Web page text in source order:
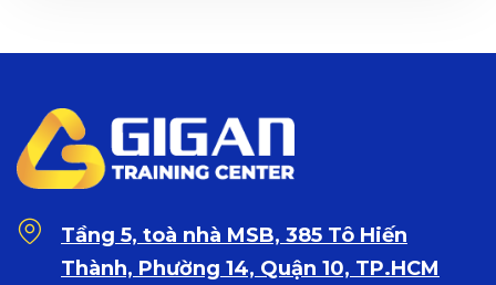
Tầng 5, toà nhà MSB, 385 Tô Hiến
Thành, Phường 14, Quận 10, TP.HCM